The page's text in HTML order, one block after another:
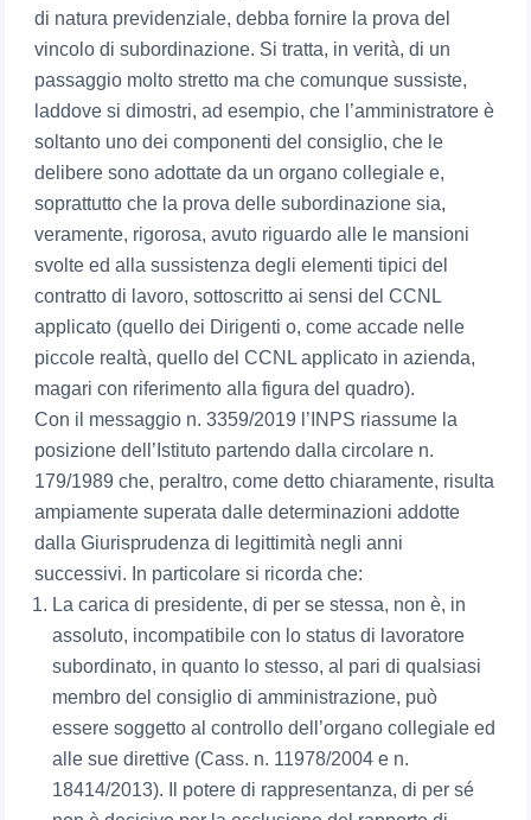
di natura previdenziale, debba fornire la prova del
vincolo di subordinazione. Si tratta, in verità, di un
passaggio molto stretto ma che comunque sussiste,
laddove si dimostri, ad esempio, che l’amministratore è
soltanto uno dei componenti del consiglio, che le
delibere sono adottate da un organo collegiale e,
soprattutto che la prova delle subordinazione sia,
veramente, rigorosa, avuto riguardo alle le mansioni
svolte ed alla sussistenza degli elementi tipici del
contratto di lavoro, sottoscritto ai sensi del CCNL
applicato (quello dei Dirigenti o, come accade nelle
piccole realtà, quello del CCNL applicato in azienda,
magari con riferimento alla figura del quadro).
Con il messaggio n. 3359/2019 l’INPS riassume la
posizione dell’Istituto partendo dalla circolare n.
179/1989 che, peraltro, come detto chiaramente, risulta
ampiamente superata dalle determinazioni addotte
dalla Giurisprudenza di legittimità negli anni
successivi. In particolare si ricorda che:
La carica di presidente, di per se stessa, non è, in
assoluto, incompatibile con lo status di lavoratore
subordinato, in quanto lo stesso, al pari di qualsiasi
membro del consiglio di amministrazione, può
essere soggetto al controllo dell’organo collegiale ed
alle sue direttive (Cass. n. 11978/2004 e n.
18414/2013). Il potere di rappresentanza, di per sé